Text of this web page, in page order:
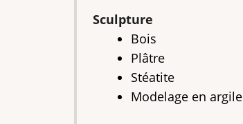
Sculpture
Bois
Plâtre
Stéatite
Modelage en argile